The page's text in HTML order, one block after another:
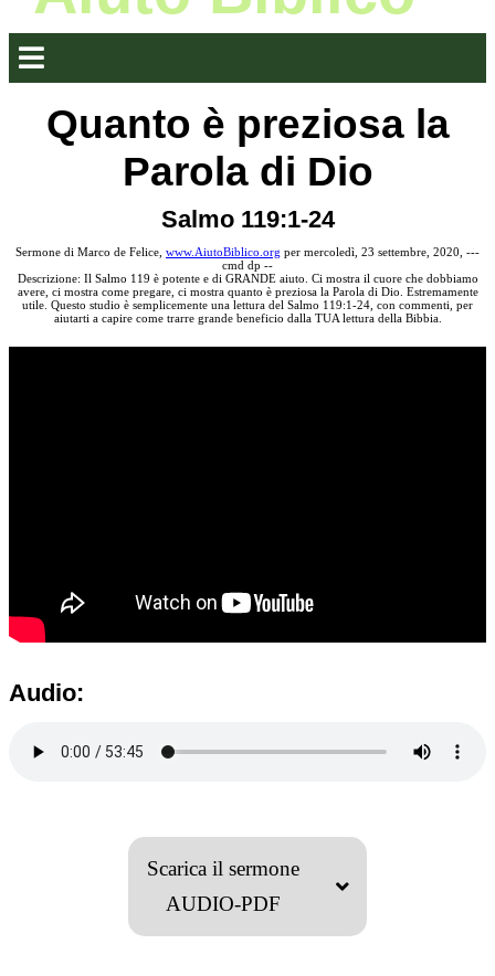
Quanto è preziosa la
Parola di Dio
Salmo 119:1-24
Sermone di Marco de Felice, www.AiutoBiblico.org per mercoledì, 23 settembre, 2020, ---
cmd dp --
Descrizione: Il Salmo 119 è potente e di GRANDE aiuto. Ci mostra il cuore che dobbiamo
avere, ci mostra come pregare, ci mostra quanto è preziosa la Parola di Dio. Estremamente
utile. Questo studio è semplicemente una lettura del Salmo 119:1-24, con commenti, per
aiutarti a capire come trarre grande beneficio dalla TUA lettura della Bibbia.
Audio:
Scarica il sermone
AUDIO-PDF